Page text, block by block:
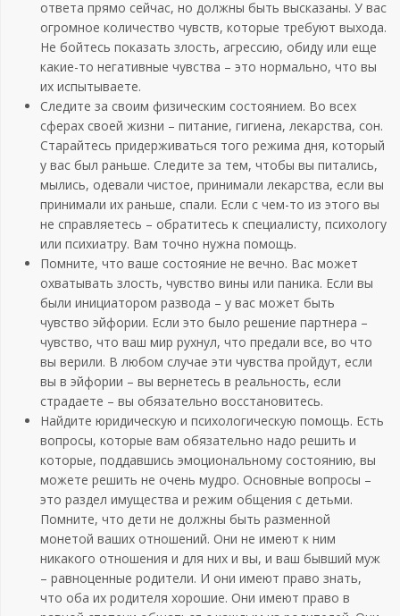
ответа прямо сейчас, но должны быть высказаны. У вас
огромное количество чувств, которые требуют выхода.
Не бойтесь показать злость, агрессию, обиду или еще
какие-то негативные чувства – это нормально, что вы
их испытываете.
Следите за своим физическим состоянием. Во всех
сферах своей жизни – питание, гигиена, лекарства, сон.
Старайтесь придерживаться того режима дня, который
у вас был раньше. Следите за тем, чтобы вы питались,
мылись, одевали чистое, принимали лекарства, если вы
принимали их раньше, спали. Если с чем-то из этого вы
не справляетесь – обратитесь к специалисту, психологу
или психиатру. Вам точно нужна помощь.
Помните, что ваше состояние не вечно. Вас может
охватывать злость, чувство вины или паника. Если вы
были инициатором развода – у вас может быть
чувство эйфории. Если это было решение партнера –
чувство, что ваш мир рухнул, что предали все, во что
вы верили. В любом случае эти чувства пройдут, если
вы в эйфории – вы вернетесь в реальность, если
страдаете – вы обязательно восстановитесь.
Найдите юридическую и психологическую помощь. Есть
вопросы, которые вам обязательно надо решить и
которые, поддавшись эмоциональному состоянию, вы
можете решить не очень мудро. Основные вопросы –
это раздел имущества и режим общения с детьми.
Помните, что дети не должны быть разменной
монетой ваших отношений. Они не имеют к ним
никакого отношения и для них и вы, и ваш бывший муж
– равноценные родители. И они имеют право знать,
что оба их родителя хорошие. Они имеют право в